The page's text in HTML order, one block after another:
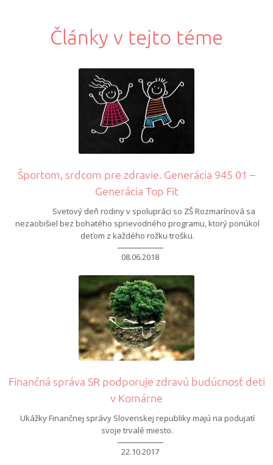
Články v tejto téme
Športom, srdcom pre zdravie. Generácia 945 01 –
Generácia Top Fit
Svetový deň rodiny v spolupráci so ZŠ Rozmarínová sa
nezaobišiel bez bohatého sprievodného programu, ktorý ponúkol
deťom z každého rožku trošku.
08.06.2018
Finančná správa SR podporuje zdravú budúcnosť deti
v Komárne
Ukážky Finančnej správy Slovenskej republiky majú na podujatí
svoje trvalé miesto.
22.10.2017